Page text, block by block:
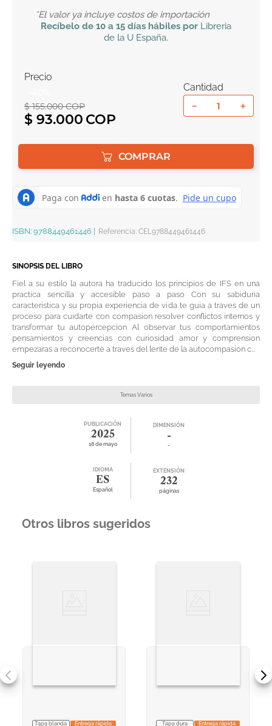
*El valor ya incluye costos de importación
Recíbelo de 10 a 15 días hábiles por Libreria
de la U España.
Precio
$ 155.000COP
$ 93.000
Cantidad
＋
－
COMPRAR
ISBN: 9788449461446 Referencia: CEL9788449461446
SINOPSIS DEL LIBRO
Fiel a su estilo la autora ha traducido los principios de IFS en una
practica sencilla y accesible paso a paso Con su sabiduria
caracteristica y su propia experiencia de vida te guia a traves de un
proceso para cuidarte con compasion resolver conflictos internos y
transformar tu autopercepcion Al observar tus comportamientos
pensamientos y creencias con curiosidad amor y comprension
empezaras a reconocerte a traves del lente de la autocompasion c...
Seguir leyendo
Temas Varios
PUBLICACIÓN
2025
18 de mayo
DIMENSIÓN
-
-
IDIOMA
ES
Español
EXTENSIÓN
232
páginas
Otros libros sugeridos
Tapa blanda Entrega rápida Tapa dura Entrega rápida